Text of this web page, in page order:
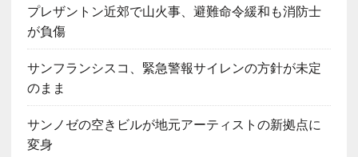
プレザントン近郊で山火事、避難命令緩和も消防士
が負傷
サンフランシスコ、緊急警報サイレンの方針が未定
のまま
サンノゼの空きビルが地元アーティストの新拠点に
変身